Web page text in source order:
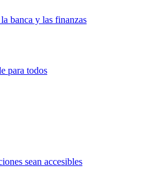
banca y las finanzas
para todos
sean accesibles